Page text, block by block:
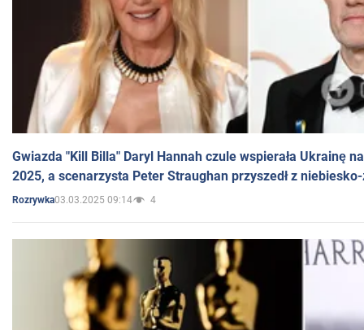
Gwiazda "Kill Billa" Daryl Hannah czule wspierała Ukrainę
2025, a scenarzysta Peter Straughan przyszedł z
Rozrywka03.03.2025 09:14 4